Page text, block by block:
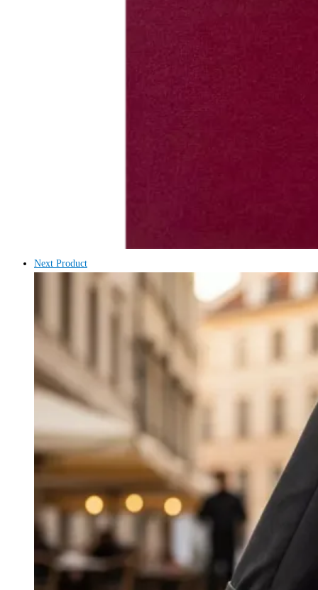
Next Product